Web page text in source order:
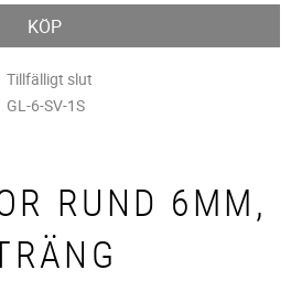
KÖP
Tillfälligt slut
GL-6-SV-1S
RUND 6MM,